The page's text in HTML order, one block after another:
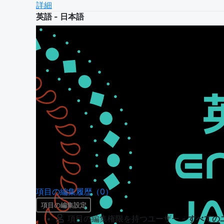
詳細
英語 - 日本語
項目の編集履歴（0）
項目の編集設定
項目の編集権限を持つユーザー -すべての